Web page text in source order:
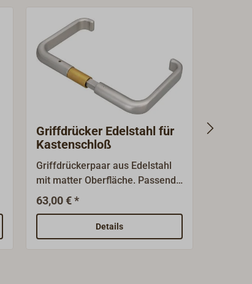
Griffdrücker Edelstahl für
Kastenschloß
Griffdrückerpaar aus Edelstahl
mit matter Oberfläche. Passend
zu unserem Kasten-
Schiffsschloss aus Edelstahl.
63,00 € *
Details